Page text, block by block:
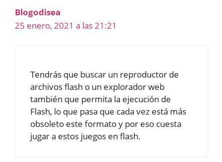
Blogodisea
25 enero, 2021 a las 21:21
Tendrás que buscar un reproductor de
archivos flash o un explorador web
también que permita la ejecución de
Flash, lo que pasa que cada vez está más
obsoleto este formato y por eso cuesta
jugar a estos juegos en flash.